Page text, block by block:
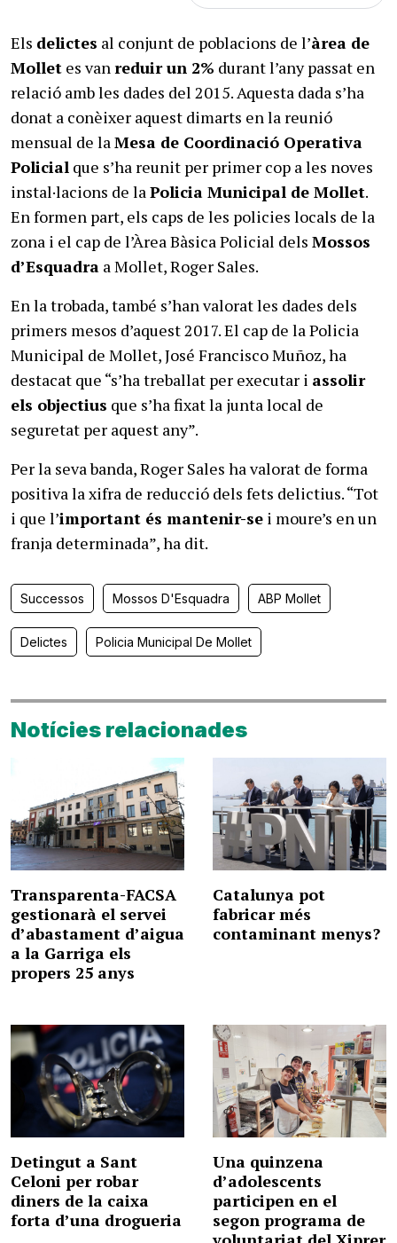
Els delictes al conjunt de poblacions de l’àrea de
Mollet es van reduir un 2% durant l’any passat en
relació amb les dades del 2015. Aquesta dada s’ha
donat a conèixer aquest dimarts en la reunió
mensual de la Mesa de Coordinació Operativa
Policial que s’ha reunit per primer cop a les noves
instal·lacions de la Policia Municipal de Mollet.
En formen part, els caps de les policies locals de la
zona i el cap de l’Àrea Bàsica Policial dels Mossos
d’Esquadra a Mollet, Roger Sales.
En la trobada, també s’han valorat les dades dels
primers mesos d’aquest 2017. El cap de la Policia
Municipal de Mollet, José Francisco Muñoz, ha
destacat que “s’ha treballat per executar i assolir
els objectius que s’ha fixat la junta local de
seguretat per aquest any”.
Per la seva banda, Roger Sales ha valorat de forma
positiva la xifra de reducció dels fets delictius. “Tot
i que l’important és mantenir-se i moure’s en un
franja determinada”, ha dit.
Successos Mossos D'Esquadra ABP Mollet
Delictes Policia Municipal De Mollet
Notícies relacionades
Transparenta-FACSA
gestionarà el servei
d’abastament d’aigua
a la Garriga els
propers 25 anys
Catalunya pot
fabricar més
contaminant menys?
Detingut a Sant
Celoni per robar
diners de la caixa
forta d’una drogueria
Una quinzena
d’adolescents
participen en el
segon programa de